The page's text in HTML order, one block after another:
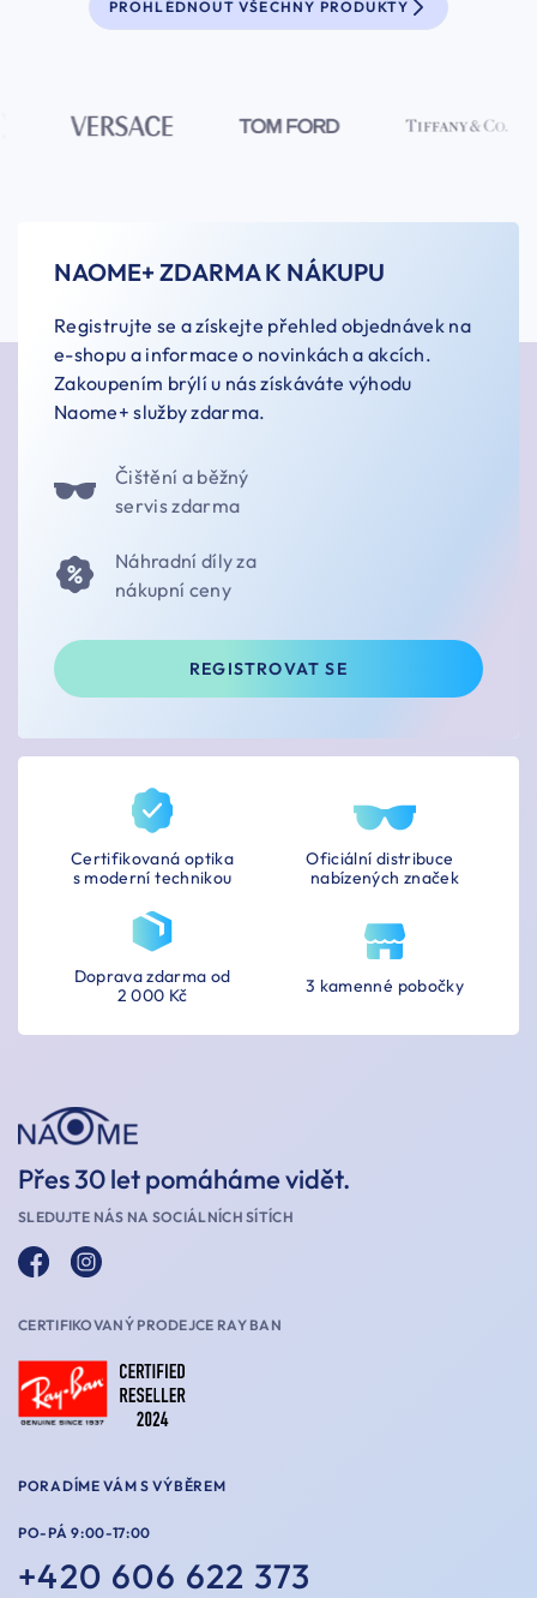
PROHLÉDNOUT VŠECHNY PRODUKTY
NAOME+ ZDARMA K NÁKUPU
Registrujte se a získejte přehled objednávek na
e-shopu a informace o novinkách a akcích.
Zakoupením brýlí u nás získáváte výhodu
Naome+ služby zdarma.
Čištění a běžný
servis zdarma
Náhradní díly za
nákupní ceny
REGISTROVAT SE
Certifikovaná optika
s moderní technikou
Oficiální distribuce
nabízených značek
3 kamenné pobočky
Doprava zdarma od
2 000 Kč
Přes 30 let pomáháme vidět.
SLEDUJTE NÁS NA SOCIÁLNÍCH SÍTÍCH
CERTIFIKOVANÝ PRODEJCE RAY BAN
PORADÍME VÁM S VÝBĚREM
PO-PÁ 9:00-17:00
+420 606 622 373